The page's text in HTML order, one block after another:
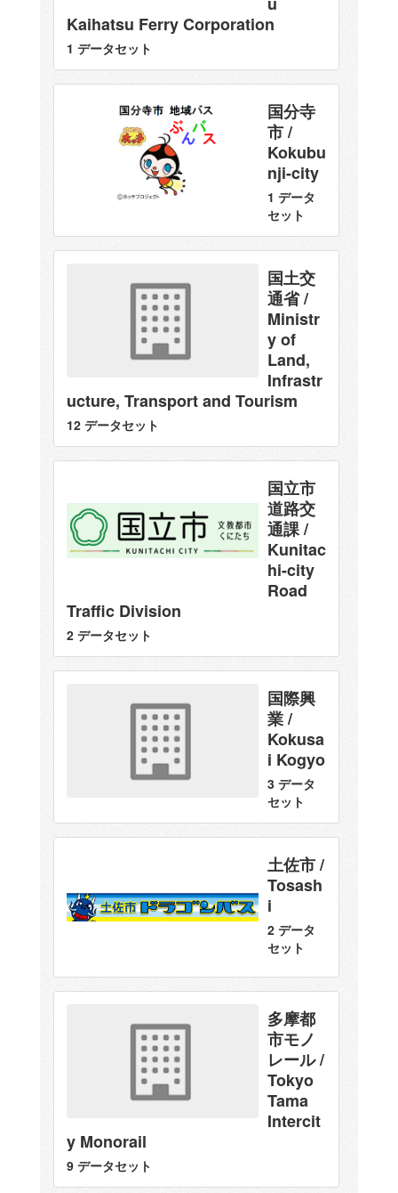
Kaihatsu Ferry Corporation
1 データセット
国分寺
市 /
Kokubu
nji-city
1 データ
セット
国土交
通省 /
Ministr
y of
Land,
Infrastr
ucture, Transport and Tourism
12 データセット
国立市
道路交
通課 /
Kunitac
hi-city
Road
Traffic Division
2 データセット
国際興
業 /
Kokusa
i Kogyo
3 データ
セット
土佐市 /
Tosash
i
2 データ
セット
多摩都
市モノ
レール /
Tokyo
Tama
Intercit
y Monorail
9 データセット